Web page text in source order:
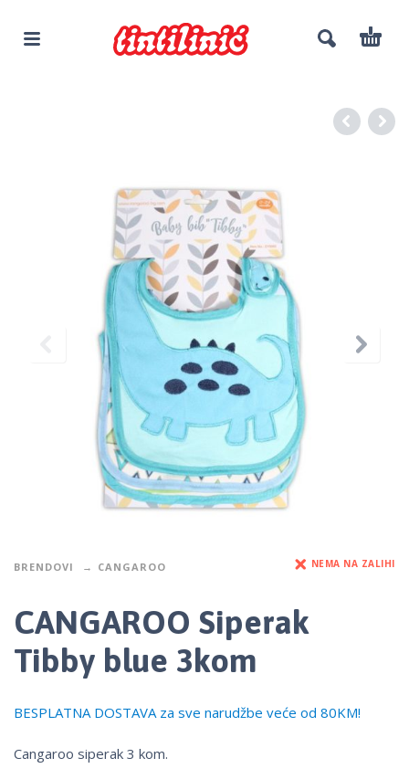
BRENDOVI CANGAROO NEMA NA ZALIHI
CANGAROO Siperak
Tibby blue 3kom
BESPLATNA DOSTAVA za sve narudžbe veće od 80KM!
Cangaroo siperak 3 kom.